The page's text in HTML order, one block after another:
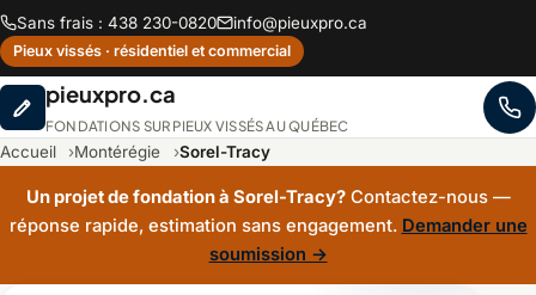
Sans frais : 438 230-0820 info@pieuxpro.ca
Pieux vissés · résidentiel et commercial
pieuxpro.ca
FONDATIONS SUR PIEUX VISSÉS AU QUÉBEC
Accueil Montérégie Sorel-Tracy
Un projet de fondation à Sorel-Tracy?Contactez-nous —
réponse rapide, estimation sans engagement. Demander une
soumission →